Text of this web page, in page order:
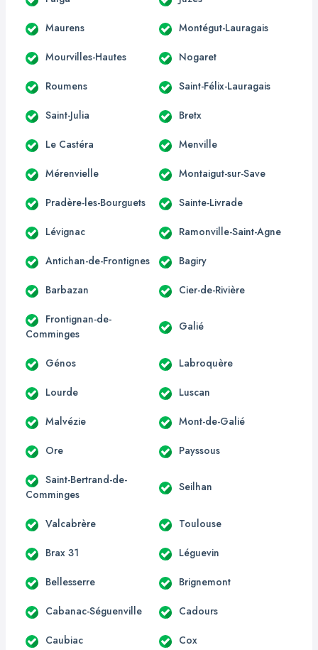
Maurens Montégut-Lauragais
Mourvilles-Hautes Nogaret
Roumens Saint-Félix-Lauragais
Saint-Julia Bretx
Le Castéra Menville
Mérenvielle Montaigut-sur-Save
Pradère-les-Bourguets Sainte-Livrade
Lévignac Ramonville-Saint-Agne
Antichan-de-Frontignes Bagiry
Barbazan Cier-de-Rivière
Frontignan-de-
Comminges
Galié
Génos Labroquère
Lourde Luscan
Malvézie Mont-de-Galié
Ore Payssous
Saint-Bertrand-de-
Comminges
Seilhan
Valcabrère Toulouse
Brax 31 Léguevin
Bellesserre Brignemont
Cabanac-Séguenville Cadours
Caubiac Cox